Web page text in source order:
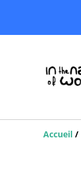
Accueil /